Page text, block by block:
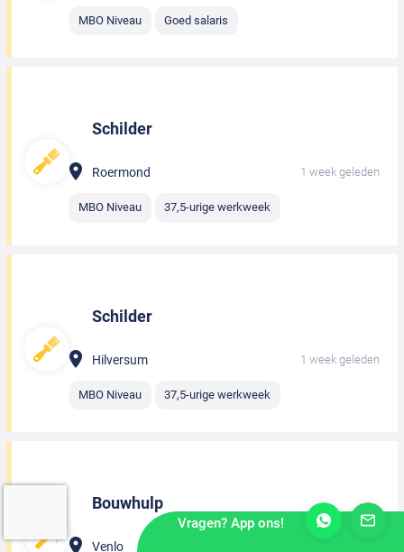
MBO Niveau Goed salaris
Schilder
Roermond 1 week geleden
MBO Niveau 37,5-urige werkweek
Schilder
Hilversum 1 week geleden
MBO Niveau 37,5-urige werkweek
Bouwhulp
Venlo
Vragen? App ons!